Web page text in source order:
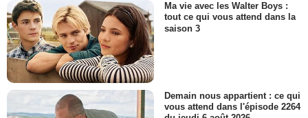
Ma vie avec les Walter Boys :
tout ce qui vous attend dans la
saison 3
Demain nous appartient : ce qui
vous attend dans l'épisode 2264